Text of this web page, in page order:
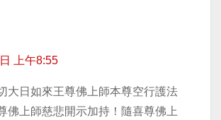
上午8:55
大日如來王尊佛上師本尊空行護法
佛上師慈悲開示加持！隨喜尊佛上